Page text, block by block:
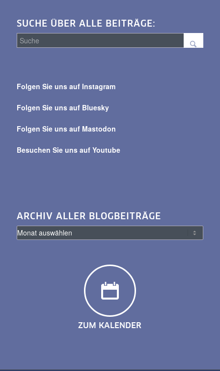
SUCHE ÜBER ALLE BEITRÄGE:
alle
Folgen Sie uns auf Instagram
Folgen Sie uns auf Bluesky
Folgen Sie uns auf Mastodon
Besuchen Sie uns auf Youtube
ARCHIV ALLER BLOGBEITRÄGE
ZUM KALENDER